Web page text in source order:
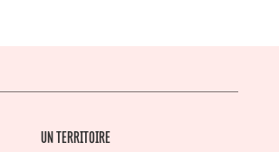
UN TERRITOIRE